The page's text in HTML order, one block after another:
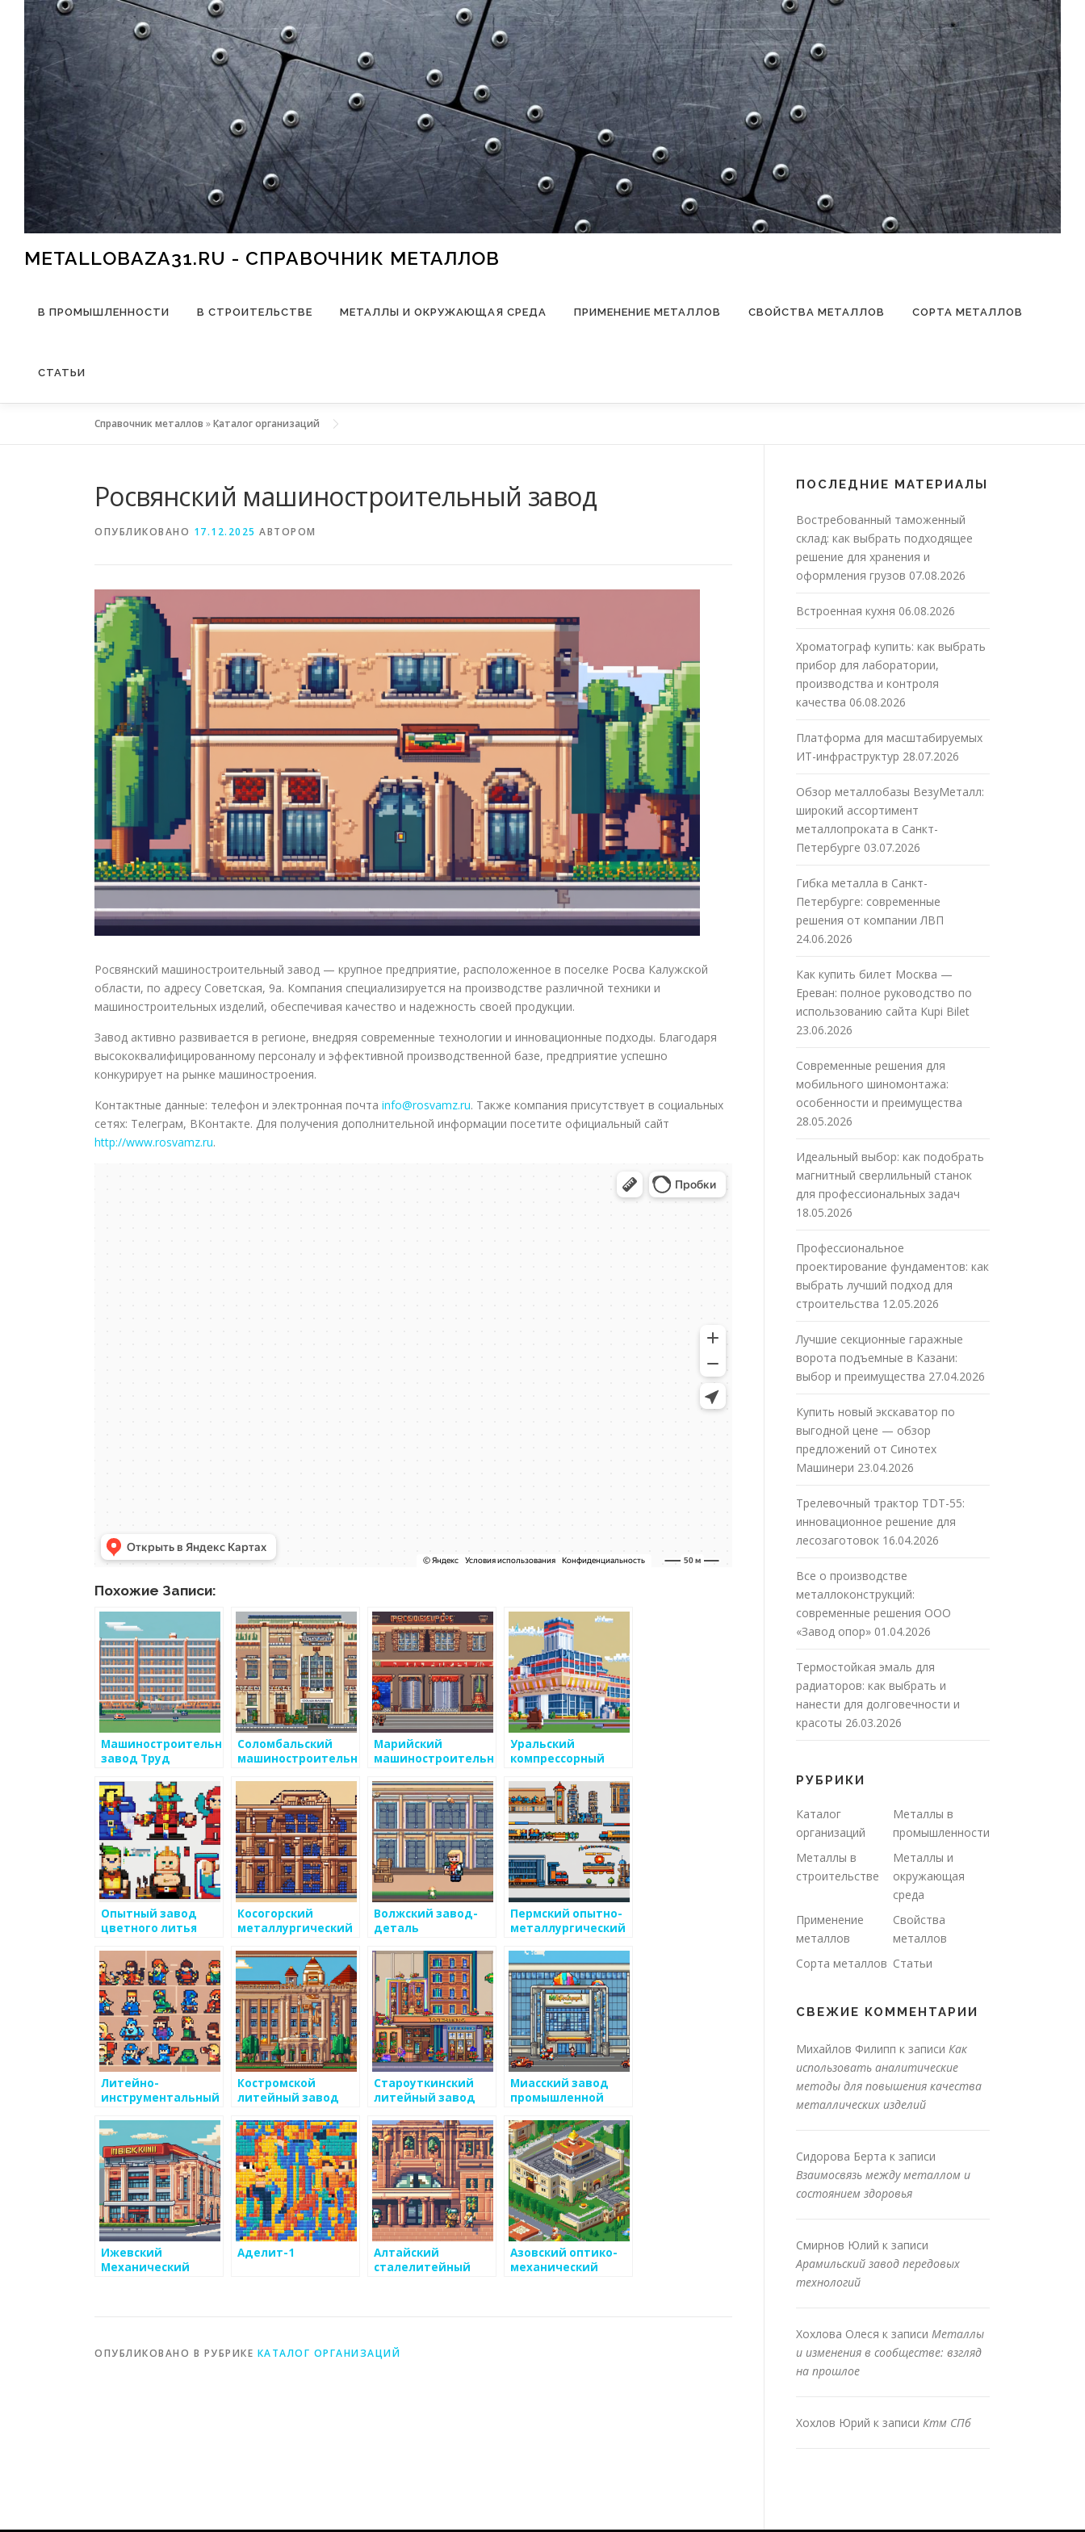
Перейти к содержимому
METALLOBAZA31.RU - СПРАВОЧНИК МЕТАЛЛОВ
В ПРОМЫШЛЕННОСТИ В СТРОИТЕЛЬСТВЕ МЕТАЛЛЫ И ОКРУЖАЮЩАЯ СРЕДА ПРИМЕНЕНИЕ МЕТАЛЛОВ СВОЙСТВА МЕТАЛЛОВ СОРТА МЕТАЛЛОВ
СТАТЬИ
Справочник металлов »Каталог организаций
Росвянский машиностроительный завод
ОПУБЛИКОВАНО 17.12.2025 АВТОРОМ
Росвянский машиностроительный завод — крупное предприятие, расположенное в поселке Росва Калужской
области, по адресу Советская, 9а. Компания специализируется на производстве различной техники и
машиностроительных изделий, обеспечивая качество и надежность своей продукции.
Завод активно развивается в регионе, внедряя современные технологии и инновационные подходы. Благодаря
высококвалифицированному персоналу и эффективной производственной базе, предприятие успешно
конкурирует на рынке машиностроения.
Контактные данные: телефон и электронная почта info@rosvamz.ru. Также компания присутствует в социальных
сетях: Телеграм, ВКонтакте. Для получения дополнительной информации посетите официальный сайт
http://www.rosvamz.ru.
Похожие Записи:
Машиностроительный
завод Труд
Соломбальский
машиностроительный
Марийский
машиностроительный
Уральский
компрессорный
Опытный завод
цветного литья
Косогорский
металлургический
Волжский завод-
деталь
Пермский опытно-
металлургический
завод
Литейно-
инструментальный
Костромской
литейный завод
Староуткинский
литейный завод
Миасский завод
промышленной
Ижевский
Механический
Аделит-1
Алтайский
сталелитейный
Азовский оптико-
механический
ОПУБЛИКОВАНО В РУБРИКЕ КАТАЛОГ ОРГАНИЗАЦИЙ
ПОСЛЕДНИЕ МАТЕРИАЛЫ
Востребованный таможенный
склад: как выбрать подходящее
решение для хранения и
оформления грузов 07.08.2026
Встроенная кухня 06.08.2026
Хроматограф купить: как выбрать
прибор для лаборатории,
производства и контроля
качества 06.08.2026
Платформа для масштабируемых
ИТ-инфраструктур 28.07.2026
Обзор металлобазы ВезуМеталл:
широкий ассортимент
металлопроката в Санкт-
Петербурге 03.07.2026
Гибка металла в Санкт-
Петербурге: современные
решения от компании ЛВП
24.06.2026
Как купить билет Москва —
Ереван: полное руководство по
использованию сайта Kupi Bilet
23.06.2026
Современные решения для
мобильного шиномонтажа:
особенности и преимущества
28.05.2026
Идеальный выбор: как подобрать
магнитный сверлильный станок
для профессиональных задач
18.05.2026
Профессиональное
проектирование фундаментов: как
выбрать лучший подход для
строительства 12.05.2026
Лучшие секционные гаражные
ворота подъемные в Казани:
выбор и преимущества 27.04.2026
Купить новый экскаватор по
выгодной цене — обзор
предложений от Синотех
Машинери 23.04.2026
Трелевочный трактор TDT-55:
инновационное решение для
лесозаготовок 16.04.2026
Все о производстве
металлоконструкций:
современные решения ООО
«Завод опор» 01.04.2026
Термостойкая эмаль для
радиаторов: как выбрать и
нанести для долговечности и
красоты 26.03.2026
РУБРИКИ
Каталог
организаций
Металлы в
промышленности
Металлы в
строительстве
Металлы и
окружающая
среда
Применение
металлов
Свойства
металлов
Сорта металлов Статьи
СВЕЖИЕ КОММЕНТАРИИ
Михайлов Филипп к записи Как
использовать аналитические
методы для повышения качества
металлических изделий
Сидорова Берта к записи
Взаимосвязь между металлом и
состоянием здоровья
Смирнов Юлий к записи
Арамильский завод передовых
технологий
Хохлова Олеся к записи Металлы
и изменения в сообществе: взгляд
на прошлое
Хохлов Юрий к записи Ктм СПб